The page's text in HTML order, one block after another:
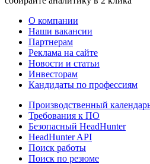
О компании
Наши вакансии
Партнерам
Реклама на сайте
Новости и статьи
Инвесторам
Кандидаты по профессиям
Производственный
Требования к ПО
Безопасный HeadHunter
HeadHunter API
Поиск работы
Поиск по резюме